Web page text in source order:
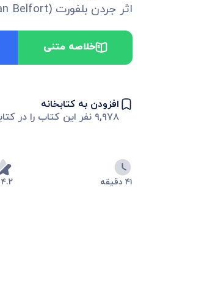
اثر جردن بلفورت (
Belfort
خلاصه متنی
افزودن به کتابخانه
۹,۹۷۸ نفر این کتاب را در
۴۱ دقیقه ۴.۲ از ۵ (۱۴۳ نظر)